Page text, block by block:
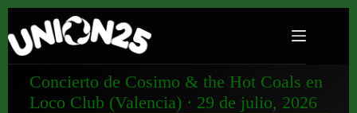
Concierto de Cosimo & the Hot Coals en
Loco Club (Valencia) · 29 de julio, 2026